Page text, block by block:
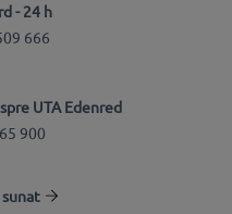
- 24 h
666
UTA Edenred
900